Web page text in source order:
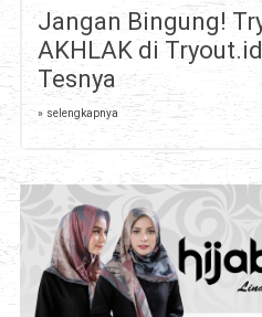
Jangan Bingung!
AKHLAK di
Tesnya
» selengkapnya